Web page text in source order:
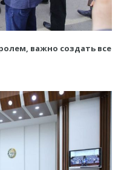
важно создать все